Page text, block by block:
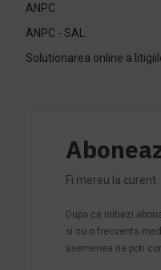
ANPC
ANPC - SAL
Solutionarea online a
Fi mereu la
Dupa ce initiezi
si cu o frecventa
asemenea ne poti